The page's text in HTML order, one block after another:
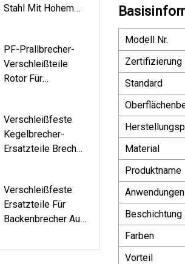
Stahl Mit Hohem
Martensit /
Keramik / MMC-
Backe / Kegel /
Brecher-
Verschleißteile
PF-Prallbrecher-
Verschleißteile
Rotor Für
Zerkleinerungsausr
Üstung PF1315
Verschleißfeste
Kegelbrecher-
Ersatzteile Brecher
Verschleißfeste
Ersatzteile Für
Backenbrecher Aus
Hohem
Modell Nr.
Zertifizierung
Standard
Material
Produktname
Anwendungen
Beschichtung
Farben
Vorteil